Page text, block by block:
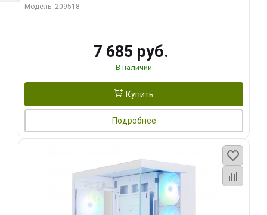
Модель: 209518
7 685 руб.
В наличии
Купить
Подробнее